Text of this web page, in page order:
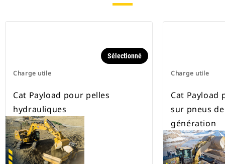
Charge utile
Sélectionné
Cat Payload pour pelles
hydrauliques
Charge utile
Cat Payload
sur pneus
génération